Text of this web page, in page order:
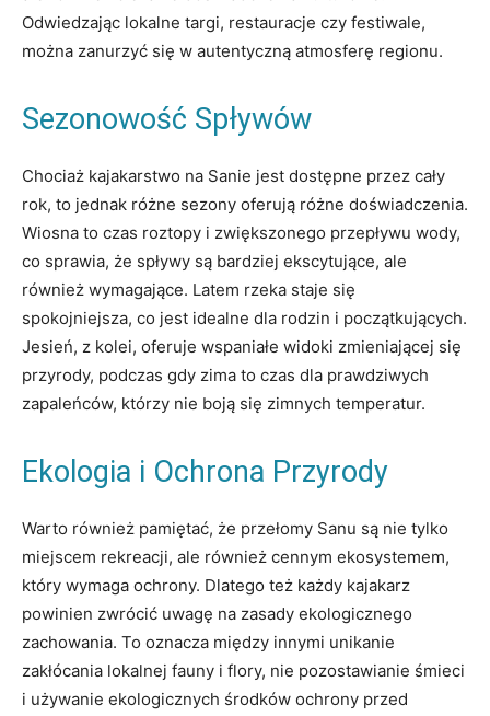
Odwiedzając lokalne targi, restauracje czy festiwale,
można zanurzyć się w autentyczną atmosferę regionu.
Sezonowość Spływów
Chociaż kajakarstwo na Sanie jest dostępne przez cały
rok, to jednak różne sezony oferują różne doświadczenia.
Wiosna to czas roztopy i zwiększonego przepływu wody,
co sprawia, że spływy są bardziej ekscytujące, ale
również wymagające. Latem rzeka staje się
spokojniejsza, co jest idealne dla rodzin i początkujących.
Jesień, z kolei, oferuje wspaniałe widoki zmieniającej się
przyrody, podczas gdy zima to czas dla prawdziwych
zapaleńców, którzy nie boją się zimnych temperatur.
Ekologia i Ochrona Przyrody
Warto również pamiętać, że przełomy Sanu są nie tylko
miejscem rekreacji, ale również cennym ekosystemem,
który wymaga ochrony. Dlatego też każdy kajakarz
powinien zwrócić uwagę na zasady ekologicznego
zachowania. To oznacza między innymi unikanie
zakłócania lokalnej fauny i flory, nie pozostawianie śmieci
i używanie ekologicznych środków ochrony przed